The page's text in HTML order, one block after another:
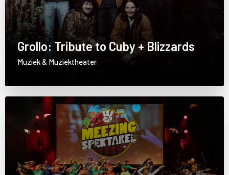
Grollo: Tribute to Cuby + Blizzards
Muziek & Muziektheater